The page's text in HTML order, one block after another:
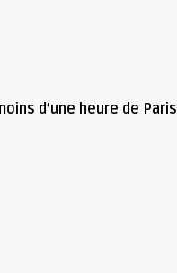
d’une heure de Paris